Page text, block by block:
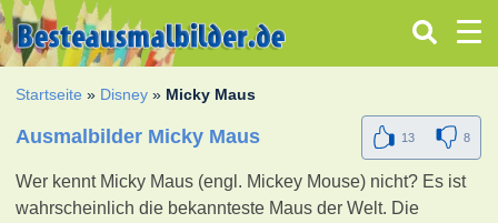
Startseite » Disney » Micky Maus
Ausmalbilder Micky Maus 13 8
Wer kennt Micky Maus (engl. Mickey Mouse) nicht? Es ist
wahrscheinlich die bekannteste Maus der Welt. Die